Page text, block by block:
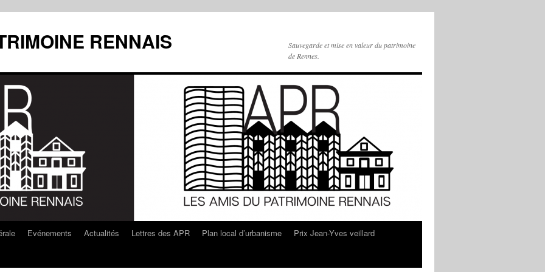
RENNAIS
Sauvegarde et mise en valeur du patrimoine
de Rennes.
Evénements Actualités Lettres des APR Plan local d’urbanisme
Prix Jean-Yves veillard